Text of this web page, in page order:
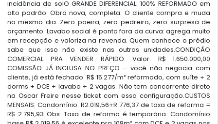
incidência de solO GRANDE DIFERENCIAL: 100% REFORMADO em
alto padrão. Obra nova, completa. O cliente compra e muda
no mesmo dia. Zero poeira, zero pedreiro, zero surpresa de
orçamento. Lavabo social é ponto fora da curva: agrega muito
em recepção e valoriza na revenda. Quem conhece o prédio
sabe que isso não existe nas outras unidades.CONDIÇÃO
COMERCIAL PRA VENDER RÁPIDO: Valor: R$ 1.650.000,00
COMISSÃO JÁ INCLUSA NO PREÇO – você não negocia com
cliente, já está fechado. R$ 15.277/m² reformado, com suíte + 2
dorms + DCE + lavabo + 2 vagas. Não tem concorrente direto
na Oscar Freire nesse ticket com essa configuração.CUSTOS
MENSAIS: Condomínio: R2.019,56+R 776,37 de taxa de reforma =
R$ 2.795,93 Obs: Taxa de reforma é temporária. Condomínio